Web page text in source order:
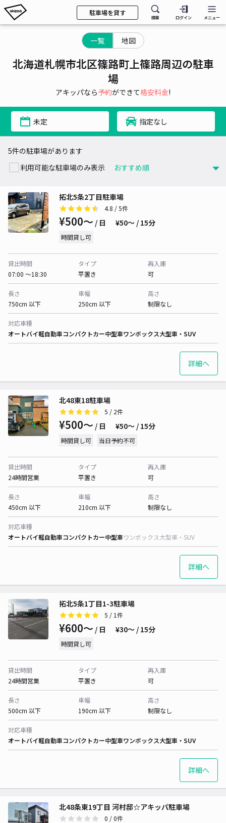
駐車場を貸す
検索 ログイン メニュー
一覧 地図
北海道札幌市北区篠路町上篠路周辺の駐車
場
アキッパなら予約ができて格安料金!
未定 指定なし
5件の駐車場があります
利用可能な駐車場のみ表示
拓北5条2丁目駐車場
4.8 / 5件
¥500〜 / 日 ¥50〜 / 15分
時間貸し可
貸出時間
07:00 〜18:30
タイプ
平置き
再入庫
可
長さ
750cm 以下
車幅
250cm 以下
高さ
制限なし
対応車種
オートバイ軽自動車コンパクトカー中型車ワンボックス大型車・SUV
詳細へ
北48東18駐車場
5 / 2件
¥500〜 / 日 ¥50〜 / 15分
時間貸し可 当日予約不可
貸出時間
24時間営業
タイプ
平置き
再入庫
可
長さ
450cm 以下
車幅
210cm 以下
高さ
制限なし
対応車種
オートバイ軽自動車コンパクトカー中型車ワンボックス大型車・SUV
詳細へ
拓北5条1丁目1-3駐車場
5 / 1件
¥600〜 / 日 ¥30〜 / 15分
時間貸し可
貸出時間
24時間営業
タイプ
平置き
再入庫
可
長さ
500cm 以下
車幅
190cm 以下
高さ
制限なし
対応車種
オートバイ軽自動車コンパクトカー中型車ワンボックス大型車・SUV
詳細へ
北48条東19丁目 河村邸☆アキッパ駐車場
0 / 0件